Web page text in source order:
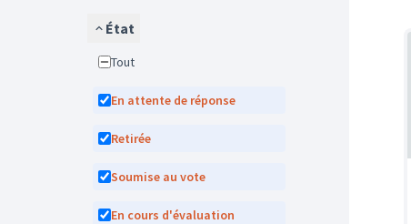
État
Tout
En attente de réponse
Retirée
Soumise au vote
En cours d'évaluation